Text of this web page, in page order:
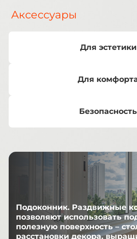
Аксессуары
Для эстетики
Для
Безопасность
Подоконник. Раздвижные
позволяют использовать
полезную поверхность –
расстановки декора,